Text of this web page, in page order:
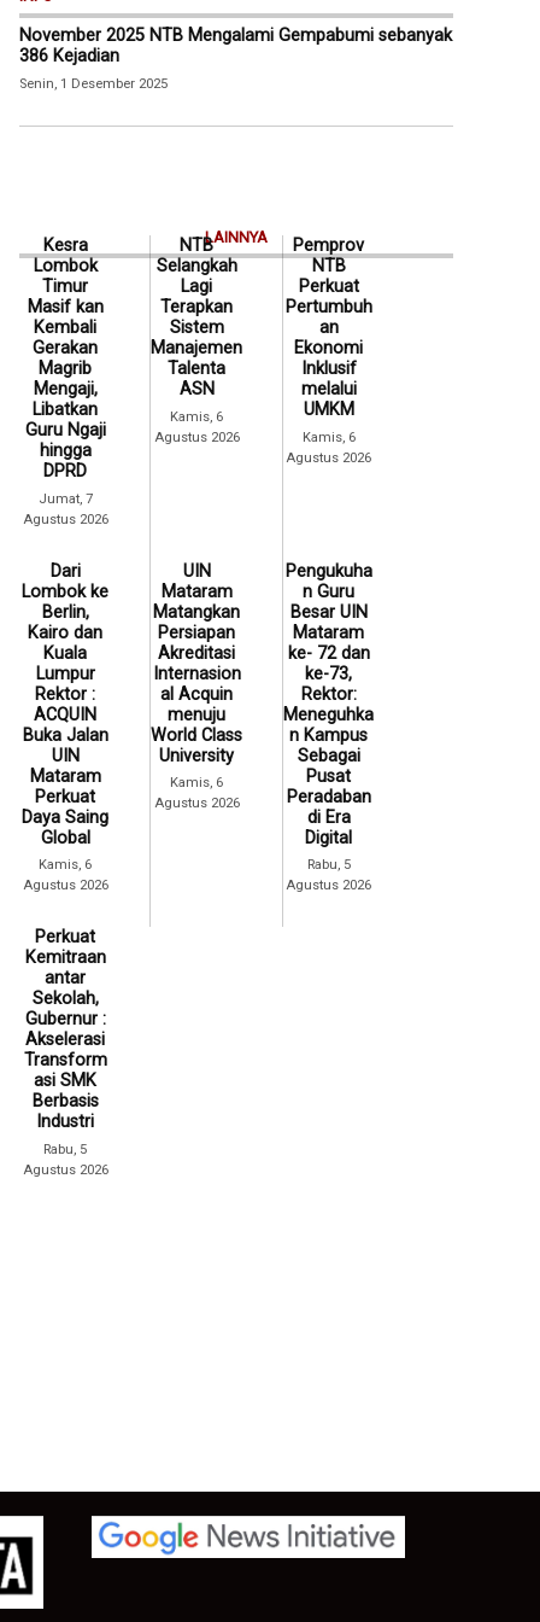
November 2025 NTB Mengalami Gempabumi sebanyak
386 Kejadian
Senin, 1 Desember 2025
LAINNYA
Kesra
Lombok
Timur
Masif kan
Kembali
Gerakan
Magrib
Mengaji,
Libatkan
Guru Ngaji
hingga
DPRD
Jumat, 7
Agustus 2026
NTB
Selangkah
Lagi
Terapkan
Sistem
Manajemen
Talenta
ASN
Kamis, 6
Agustus 2026
Pemprov
NTB
Perkuat
Pertumbuh
an
Ekonomi
Inklusif
melalui
UMKM
Kamis, 6
Agustus 2026
Dari
Lombok ke
Berlin,
Kairo dan
Kuala
Lumpur
Rektor :
ACQUIN
Buka Jalan
UIN
Mataram
Perkuat
Daya Saing
Global
Kamis, 6
Agustus 2026
UIN
Mataram
Matangkan
Persiapan
Akreditasi
Internasion
al Acquin
menuju
World Class
University
Kamis, 6
Agustus 2026
Pengukuha
n Guru
Besar UIN
Mataram
ke- 72 dan
ke-73,
Rektor:
Meneguhka
n Kampus
Sebagai
Pusat
Peradaban
di Era
Digital
Rabu, 5
Agustus 2026
Perkuat
Kemitraan
antar
Sekolah,
Gubernur :
Akselerasi
Transform
asi SMK
Berbasis
Industri
Rabu, 5
Agustus 2026